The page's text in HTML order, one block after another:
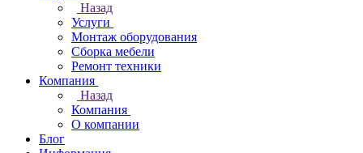
Назад
Услуги
Монтаж оборудования
Сборка мебели
Ремонт техники
Компания
Назад
Компания
О компании
Блог